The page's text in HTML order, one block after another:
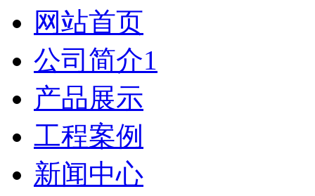
网站首页
公司简介1
产品展示
工程案例
新闻中心